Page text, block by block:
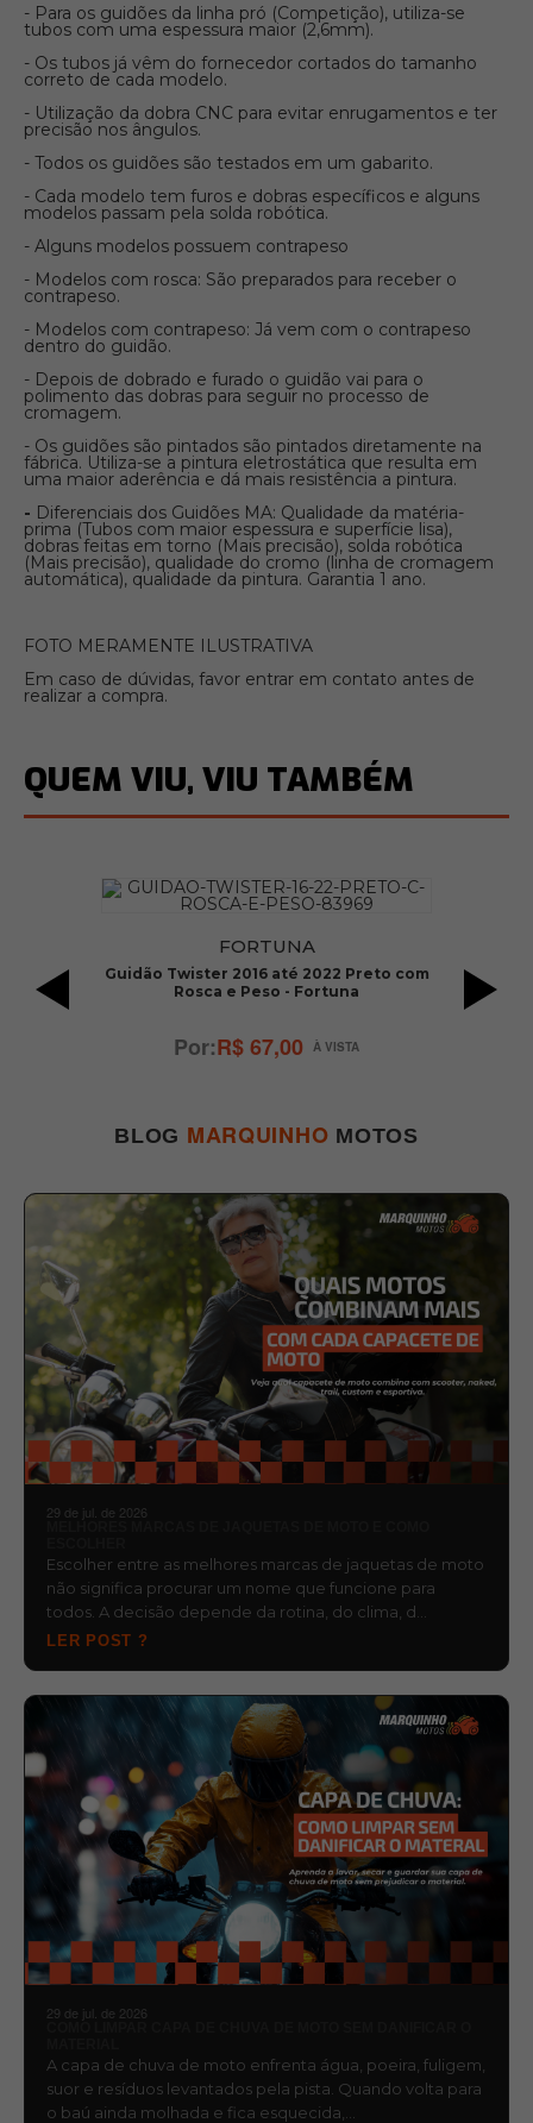
- Para os guidões da linha pró (Competição), utiliza-se
tubos com uma espessura maior (2,6mm).
- Os tubos já vêm do fornecedor cortados do tamanho
correto de cada modelo.
- Utilização da dobra CNC para evitar enrugamentos e ter
precisão nos ângulos.
- Todos os guidões são testados em um gabarito.
- Cada modelo tem furos e dobras específicos e alguns
modelos passam pela solda robótica.
- Alguns modelos possuem contrapeso
- Modelos com rosca: São preparados para receber o
contrapeso.
- Modelos com contrapeso: Já vem com o contrapeso
dentro do guidão.
- Depois de dobrado e furado o guidão vai para o
polimento das dobras para seguir no processo de
cromagem.
- Os guidões são pintados são pintados diretamente na
fábrica. Utiliza-se a pintura eletrostática que resulta em
uma maior aderência e dá mais resistência a pintura.
- Diferenciais dos Guidões MA: Qualidade da matéria-
prima (Tubos com maior espessura e superfície lisa),
dobras feitas em torno (Mais precisão), solda robótica
(Mais precisão), qualidade do cromo (linha de cromagem
automática), qualidade da pintura. Garantia 1 ano.
FOTO MERAMENTE ILUSTRATIVA
Em caso de dúvidas, favor entrar em contato antes de
realizar a compra.
QUEM VIU, VIU TAMBÉM
FORTUNA
Guidão Twister 2016 até 2022 Preto com
Rosca e Peso - Fortuna
R$ 67,00
BLOG MARQUINHO MOTOS
29 de jul. de 2026
Escolher entre as melhores marcas de jaquetas de moto
não significa procurar um nome que funcione para
todos. A decisão depende da rotina, do clima, d…
LER POST ?
29 de jul. de 2026
A capa de chuva de moto enfrenta água, poeira, fuligem,
suor e resíduos levantados pela pista. Quando volta para
o baú ainda molhada e fica esquecida,…